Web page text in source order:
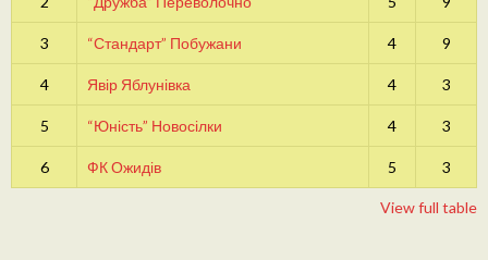
3 “Стандарт” Побужани 4 9
4 Явір Яблунівка 4 3
5 “Юність” Новосілки 4 3
6 ФК Ожидів 5 3
View full table